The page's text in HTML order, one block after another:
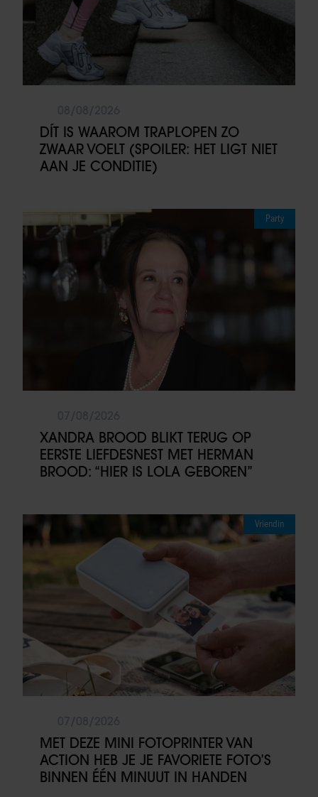
DÍT IS WAAROM TRAPLOPEN ZO
ZWAAR VOELT (SPOILER: HET LIGT NIET
AAN JE CONDITIE)
Party
XANDRA BROOD BLIKT TERUG OP
EERSTE LIEFDESNEST MET HERMAN
BROOD: “HIER IS LOLA GEBOREN”
Vriendin
MET DEZE MINI FOTOPRINTER VAN
ACTION HEB JE JE FAVORIETE FOTO’S
BINNEN ÉÉN MINUUT IN HANDEN